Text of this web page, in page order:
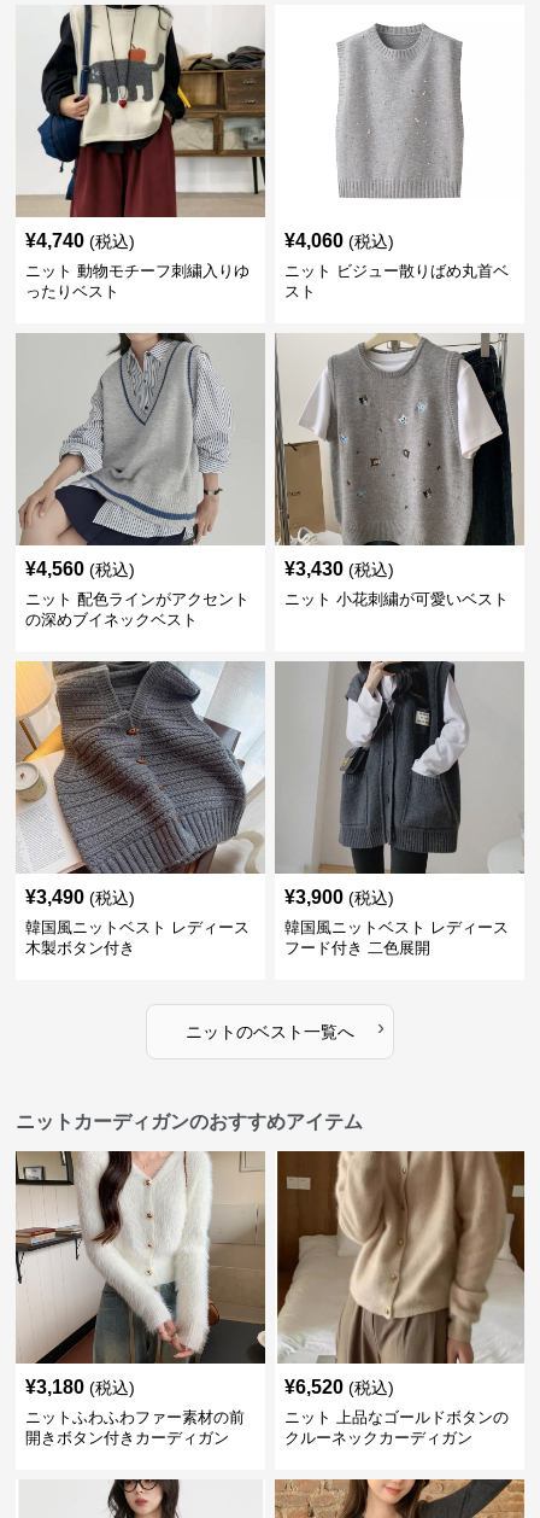
¥4,740 (税込)
ニット 動物モチーフ刺繍入りゆ
ったりベスト
¥4,060 (税込)
ニット ビジュー散りばめ丸首ベ
スト
¥4,560 (税込)
ニット 配色ラインがアクセント
の深めブイネックベスト
¥3,430 (税込)
ニット 小花刺繍が可愛いベスト
¥3,490 (税込)
韓国風ニットベスト レディース
木製ボタン付き
¥3,900 (税込)
韓国風ニットベスト レディース
フード付き 二色展開
ニットのベスト一覧へ ›
ニットカーディガンのおすすめアイテム
¥3,180 (税込)
ニットふわふわファー素材の前
開きボタン付きカーディガン
¥6,520 (税込)
ニット 上品なゴールドボタンの
クルーネックカーディガン